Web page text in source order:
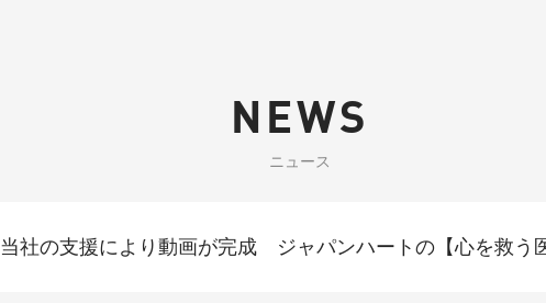
NEWS
ニュース
当社の支援により動画が完成 ジャパンハートの【心を救う